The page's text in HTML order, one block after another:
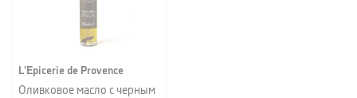
L’Epicerie de Provence
Оливковое масло с черным